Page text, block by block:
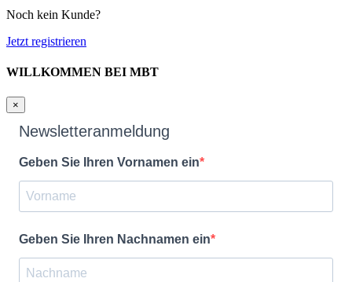
Noch kein Kunde?
Jetzt registrieren
WILLKOMMEN BEI MBT
×
Newsletteranmeldung
Geben Sie Ihren Vornamen ein
Geben Sie Ihren Nachnamen ein